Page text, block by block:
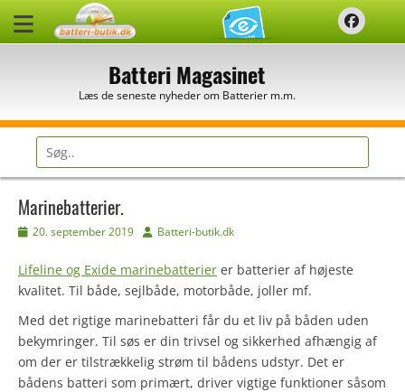
Batteri Magasinet
Læs de seneste nyheder om Batterier m.m.
Søg
efter:
Marinebatterier.
Udgivet
20. september 2019 Forfatter
Batteri-butik.dk
Lifeline og Exide marinebatterier er batterier af højeste
kvalitet. Til både, sejlbåde, motorbåde, joller mf.
Med det rigtige marinebatteri får du et liv på båden uden
bekymringer. Til søs er din trivsel og sikkerhed afhængig af
om der er tilstrækkelig strøm til bådens udstyr. Det er
bådens batteri som primært, driver vigtige funktioner såsom